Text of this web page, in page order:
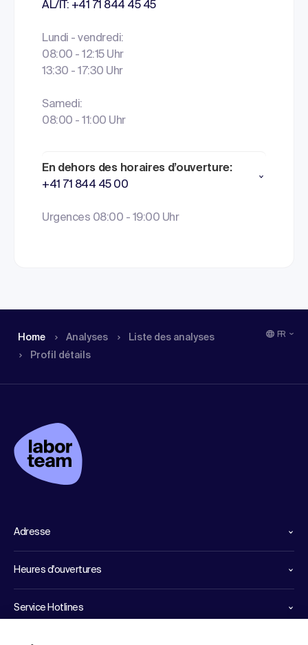
AL/IT: +41 71 844 45 45
Lundi - vendredi:
08:00 - 12:15 Uhr
13:30 - 17:30 Uhr
Samedi:
08:00 - 11:00 Uhr
En dehors des horaires d’ouverture:
+41 71 844 45 00
Urgences 08:00 - 19:00 Uhr
Home Analyses
Liste des analyses
Profil détails
FR
Adresse
Heures d'ouvertures
Service Hotlines